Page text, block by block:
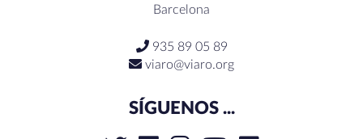
Barcelona
935 89 05 89
viaro@viaro.org
SÍGUENOS ...